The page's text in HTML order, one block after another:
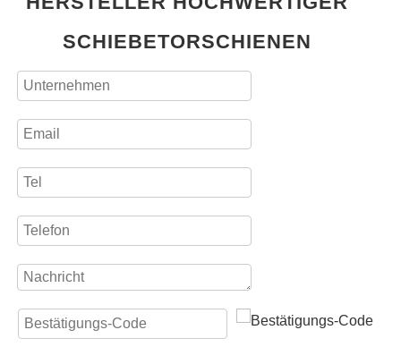
SCHIEBETORSCHIENEN